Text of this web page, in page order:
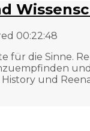
00:22:48
für die Sinne.
und